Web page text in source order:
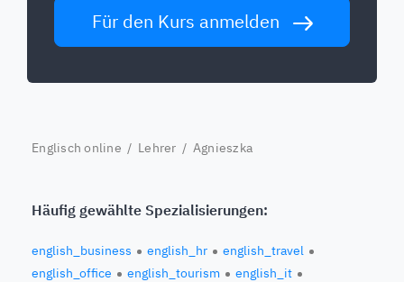
Für den Kurs anmelden
Englisch online / Lehrer / Agnieszka
Häufig gewählte Spezialisierungen:
english_business english_hr
english_travel
english_office
english_tourism
english_it